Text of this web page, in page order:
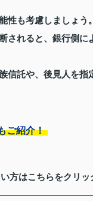
性も考慮しましょう。
されると、銀行側に
信託や、後見人を指
ご紹介！
方はこちらをクリ